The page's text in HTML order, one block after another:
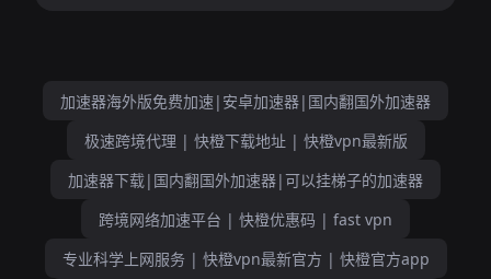
加速器海外版免费加速|安卓加速器|国内翻国外加速器
极速跨境代理 | 快橙下载地址 | 快橙vpn最新版
加速器下载|国内翻国外加速器|可以挂梯子的加速器
跨境网络加速平台 | 快橙优惠码 | fast vpn
专业科学上网服务 | 快橙vpn最新官方 | 快橙官方app